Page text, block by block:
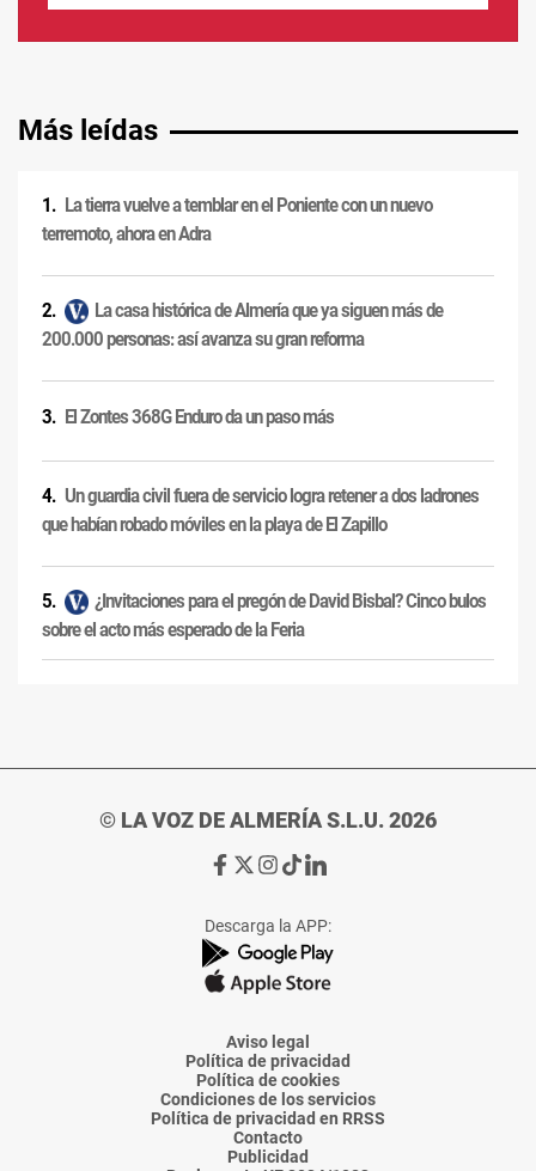
Más leídas
La tierra vuelve a temblar en el Poniente con un nuevo
terremoto, ahora en Adra
La casa histórica de Almería que ya siguen más de
200.000 personas: así avanza su gran reforma
El Zontes 368G Enduro da un paso más
Un guardia civil fuera de servicio logra retener a dos ladrones
que habían robado móviles en la playa de El Zapillo
¿Invitaciones para el pregón de David Bisbal? Cinco bulos
sobre el acto más esperado de la Feria
© LA VOZ DE ALMERÍA S.L.U. 2026
Ir
de
La
Voz
Almería
Ir
de
La
Voz
Almería
Ir
de
La
Voz
Almería
Ir
de
La
Voz
Almería
Ir
de
La
Voz
Descarga la APP:
Aviso legal
Política de privacidad
Política de cookies
Condiciones de los servicios
Política de privacidad en RRSS
Contacto
Publicidad